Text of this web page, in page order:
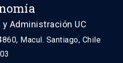
Administración UC
Macul. Santiago, Chile